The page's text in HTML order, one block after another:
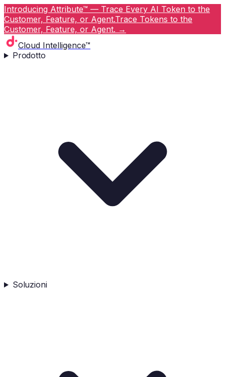
Introducing Attribute™ — Trace Every AI Token to the
Customer, Feature, or Agent.Trace Tokens to the
Customer, Feature, or Agent. →
Cloud Intelligence™
Prodotto
Soluzioni